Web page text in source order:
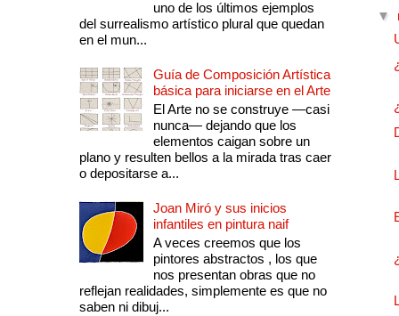
uno de los últimos ejemplos
del surrealismo artístico plural que quedan
en el mun...
Guía de Composición Artística
básica para iniciarse en el Arte
El Arte no se construye —casi
nunca— dejando que los
elementos caigan sobre un
plano y resulten bellos a la mirada tras caer
o depositarse a...
Joan Miró y sus inicios
infantiles en pintura naif
A veces creemos que los
pintores abstractos , los que
nos presentan obras que no
reflejan realidades, simplemente es que no
saben ni dibuj...
▼